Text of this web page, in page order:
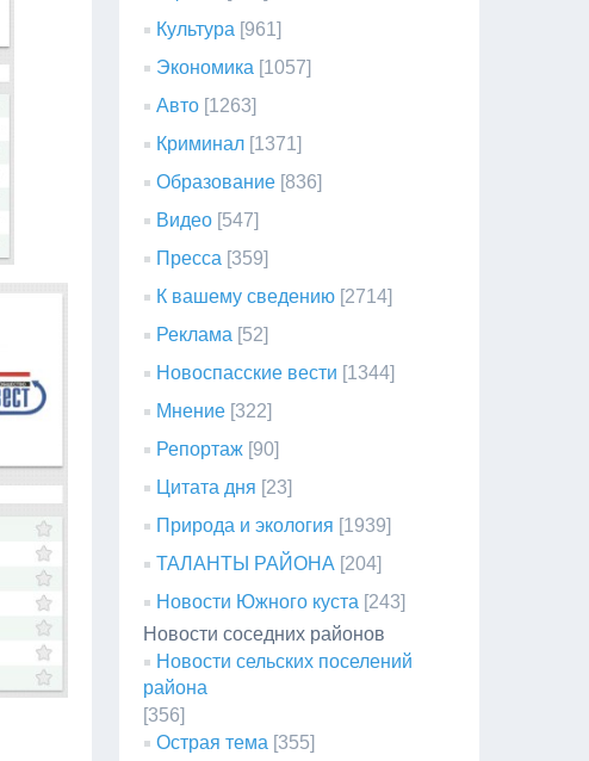
Культура [961]
Экономика [1057]
Авто [1263]
Криминал [1371]
Образование [836]
Видео [547]
Пресса [359]
К вашему сведению [2714]
Реклама [52]
Новоспасские вести [1344]
Мнение [322]
Репортаж [90]
Цитата дня [23]
Природа и экология [1939]
ТАЛАНТЫ РАЙОНА [204]
Новости Южного куста [243]
Новости соседних районов
Новости сельских поселений
района
[356]
Острая тема [355]